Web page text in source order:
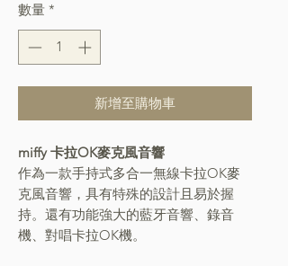
數量 *
新增至購物車
miffy 卡拉OK麥克風音響
作為一款手持式多合一無線卡拉OK麥
克風音響 ， 具有特殊的設計且易於握
持。還有功能強大的藍牙音響
錄音
機
對唱卡拉OK機。